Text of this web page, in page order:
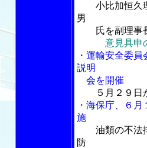
小比加恒久
男
氏を副理事
意見具申
・運輸安全委
説明
会を開催
５月２９
・海保庁、６
施
油類の不法
防